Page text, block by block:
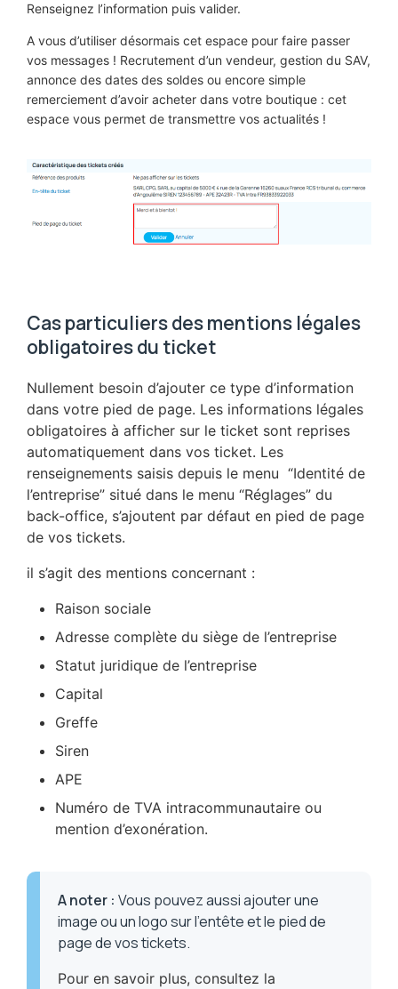
Renseignez l’information puis valider.
A vous d’utiliser désormais cet espace pour faire passer
vos messages ! Recrutement d’un vendeur, gestion du SAV,
annonce des dates des soldes ou encore simple
remerciement d’avoir acheter dans votre boutique : cet
espace vous permet de transmettre vos actualités !
Cas particuliers des mentions légales
obligatoires du ticket
Nullement besoin d’ajouter ce type d’information
dans votre pied de page. Les informations légales
obligatoires à afficher sur le ticket sont reprises
automatiquement dans vos ticket. Les
renseignements saisis depuis le menu “Identité de
l’entreprise” situé dans le menu “Réglages” du
back-office, s’ajoutent par défaut en pied de page
de vos tickets.
il s’agit des mentions concernant :
Raison sociale
Adresse complète du siège de l’entreprise
Statut juridique de l’entreprise
Capital
Greffe
Siren
APE
Numéro de TVA intracommunautaire ou
mention d’exonération.
A noter : Vous pouvez aussi ajouter une
image ou un logo sur l’entête et le pied de
page de vos tickets.
Pour en savoir plus, consultez la